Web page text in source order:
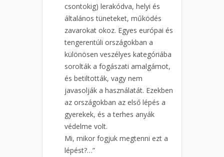
csontokig) lerakódva, helyi és
általános tüneteket, működés
zavarokat okoz. Egyes európai és
tengerentúli országokban a
különösen veszélyes kategóriába
sorolták a fogászati amalgámot,
és betiltották, vagy nem
javasolják a használatát. Ezekben
az országokban az első lépés a
gyerekek, és a terhes anyák
védelme volt.
Mi, mikor fogjuk megtenni ezt a
lépést?…”